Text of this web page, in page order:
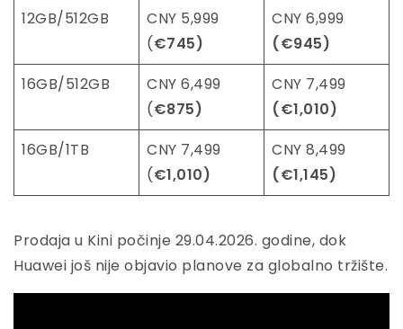
12GB/512GB
CNY 5,999
(€745)
CNY 6,999
(€945)
16GB/512GB
CNY 6,499
(€875)
CNY 7,499
(€1,010)
16GB/1TB
CNY 7,499
(€1,010)
CNY 8,499
(€1,145)
Prodaja u Kini počinje 29.04.2026. godine, dok
Huawei još nije objavio planove za globalno tržište.